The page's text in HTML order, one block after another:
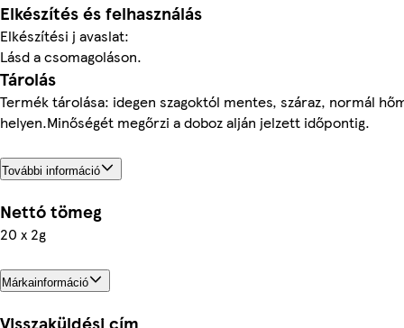
Elkészítés és felhasználás
Elkészítési j avaslat:
Lásd a csomagoláson.
Tárolás
Termék tárolása: idegen szagoktól mentes, száraz, normál
helyen.Minőségét megőrzi a doboz alján jelzett időpontig.
További információ
Nettó tömeg
20 x 2g
Márkainformáció
Visszaküldési cím